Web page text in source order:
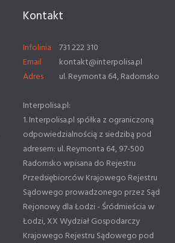
Kontakt
Infolinia
731 222 310
Email
kontakt@interpolisa.pl
Adres
ul. Reymonta 64, Radomsko
Interpolisa.pl:
1. Interpolisa.pl spółka z ograniczoną
odpowiedzialnością z siedzibą pod
adresem: ul. Reymonta 64, 97-500
Radomsko wpisana do Rejestru
Przedsiębiorców Krajowego Rejestru
Sądowego prowadzonego przez Sąd
Rejonowy dla Łodzi - Śródmieścia w
Łodzi, XX Wydział Gospodarczy
Krajowego Rejestru Sądowego pod